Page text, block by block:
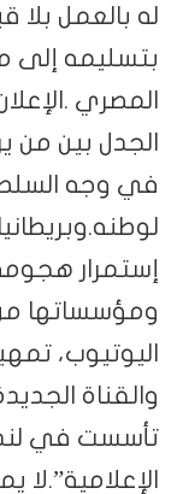
له بالعمل بلا
بتسليمه إلى
المصري
الجدل بين من
في وجه
إستمرار
ومؤسساتها
اليوتيوب،
والقناة
تأسست في